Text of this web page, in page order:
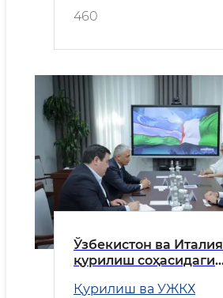
460
Ўзбекистон ва Италия
қурилиш соҳасидаги
Қурилиш ва УЖКХ